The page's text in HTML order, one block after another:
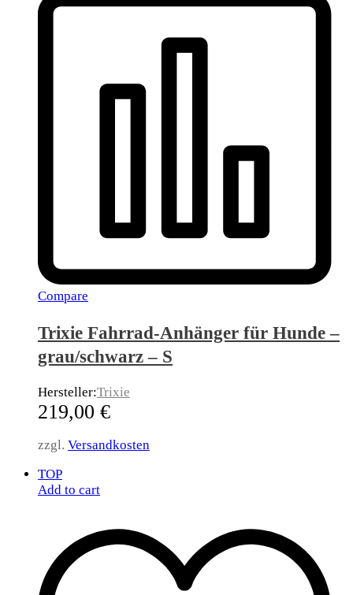
Compare
Trixie Fahrrad-Anhänger für Hunde –
grau/schwarz – S
Hersteller:Trixie
219,00 €
zzgl. Versandkosten
TOP
Add to cart